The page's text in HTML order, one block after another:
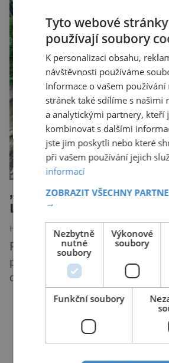
nedávno odkrývány
1400 Romů a Sintů, kteří byli v
internováni, v něm vydechli
čekal transport do […]
„Magnet“ pravěkého
Lidé se k němu vraceli
HISTORIE
Před asi 6 000 lety vznikla v
polské obce Muszkowice
dlouhá mohyla. Podle všeho
vnímáno jako posvátné tisíce
soudí z dalších, o dost
mohyl, které se nacházejí v
DALŠÍ
Tyto webové stránky
používají soubory
K personalizaci obsahu,
návštěvnosti používáme
Informace o vašem používání
stránek také sdílíme s našimi
a analytickými partnery, kteří
kombinovat s dalšími
jste jim poskytli nebo které
při vašem používání jejich
informací
ZOBRAZIT VŠECHNY
→
Nezbytně
nutné
soubory
Výkonové
soubory
Funkční soubory